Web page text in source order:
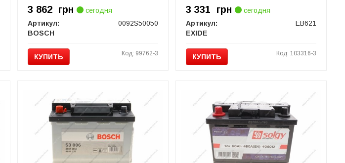
3 862 грн
сегодня
Артикул:
0092S50050
BOSCH
КУПИТЬ Код: 99762-3
3 331 грн
сегодня
Артикул:
EB621
EXIDE
КУПИТЬ Код: 103316-3